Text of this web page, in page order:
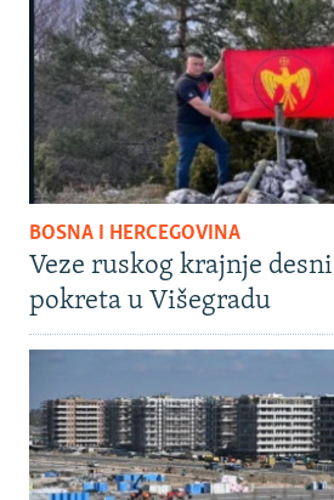
BOSNA I HERCEGOVINA
Veze ruskog krajnje
pokreta u Višegradu